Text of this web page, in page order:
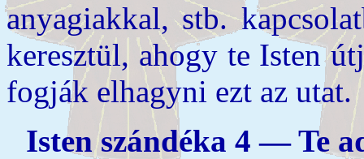
anyagiakkal, stb.
keresztül, ahogy te Isten
fogják elhagyni ezt az utat.
Isten szándéka 4 — Te